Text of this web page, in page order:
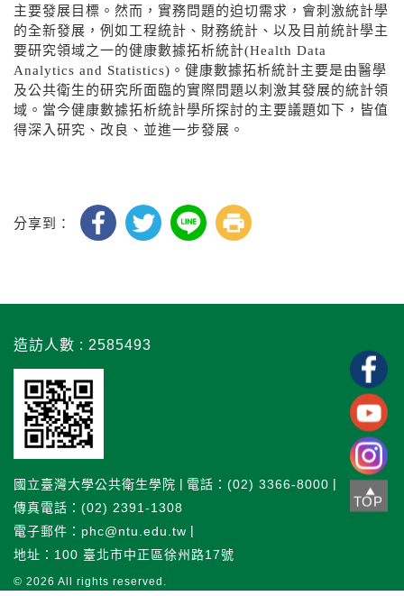
主要發展目標。然而，實務問題的迫切需求，會刺激統計學
的全新發展，例如工程統計、財務統計、以及目前統計學主
要研究領域之一的健康數據拓析統計(Health Data
Analytics and Statistics)。健康數據拓析統計主要是由醫學
及公共衛生的研究所面臨的實際問題以刺激其發展的統計領
域。當今健康數據拓析統計學所探討的主要議題如下，皆值
得深入研究、改良、並進一步發展。
分享到：
TOP
造訪人數 : 2585493
國立臺灣大學公共衛生學院
電話：(02) 3366-8000
傳真電話：(02) 2391-1308
電子郵件：phc@ntu.edu.tw
地址：100 臺北市中正區徐州路17號
© 2026 All rights reserved.